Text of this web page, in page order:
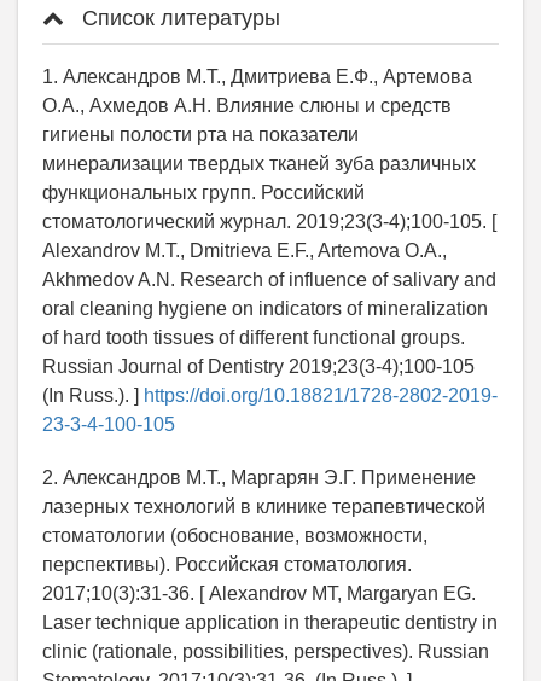
Список литературы
1. Александров М.Т., Дмитриева Е.Ф., Артемова
О.А., Ахмедов А.Н. Влияние слюны и средств
гигиены полости рта на показатели
минерализации твердых тканей зуба различных
функциональных групп. Российский
стоматологический журнал. 2019;23(3-4);100-105. [
Alexandrov M.T., Dmitrieva E.F., Artemova O.A.,
Akhmedov A.N. Research of influence of salivary and
oral cleaning hygiene on indicators of mineralization
of hard tooth tissues of different functional groups.
Russian Journal of Dentistry 2019;23(3-4);100-105
(In Russ.). ] https://doi.org/10.18821/1728-2802-2019-
23-3-4-100-105
2. Александров М.Т., Маргарян Э.Г. Применение
лазерных технологий в клинике терапевтической
стоматологии (обоснование, возможности,
перспективы). Российская стоматология.
2017;10(3):31-36. [ Alexandrov MT, Margaryan EG.
Laser technique application in therapeutic dentistry in
clinic (rationale, possibilities, perspectives). Russian